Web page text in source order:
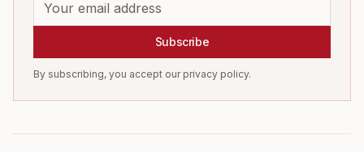
Subscribe
By subscribing, you accept our privacy policy.